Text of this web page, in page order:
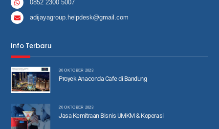
0852 2300 5007
adijayagroup.helpdesk@gmail.com
Info Terbaru
30 OKTOBER 2023
Proyek Anaconda Cafe di Bandung
20 OKTOBER 2023
Jasa Kemitraan Bisnis UMKM & Koperasi